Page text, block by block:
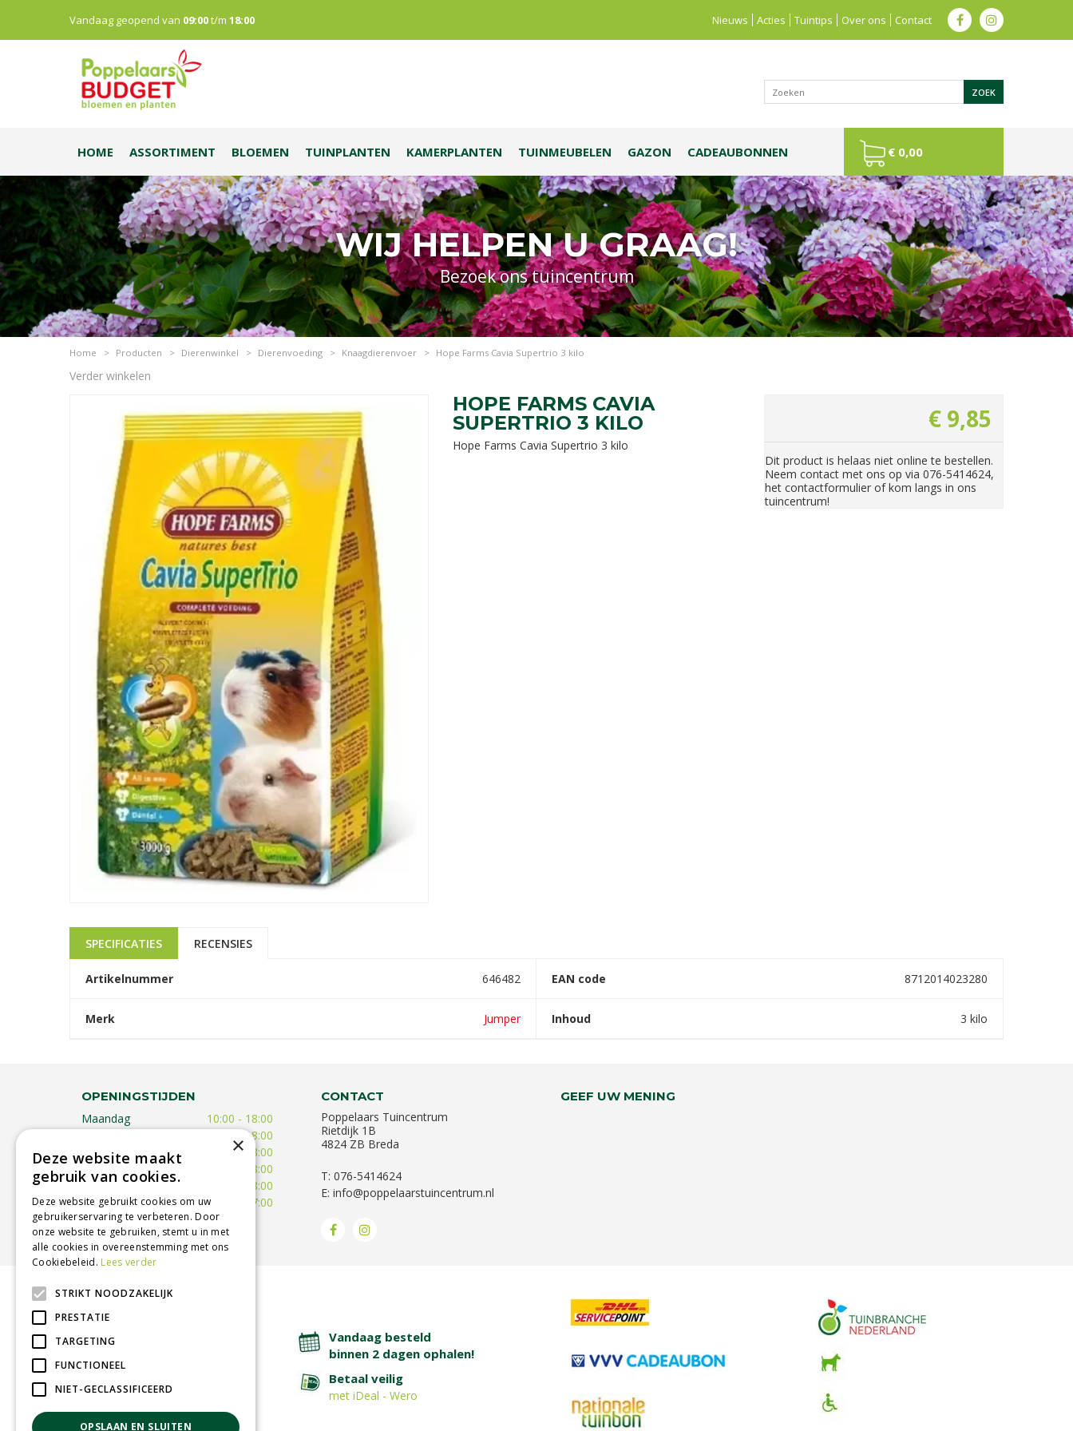
WIJ HELPEN U GRAAG!
Bezoek ons tuincentrum
Home > Producten > Dierenwinkel > Dierenvoeding > Knaagdierenvoer > Hope Farms Cavia Supertrio 3 kilo
Vandaag geopend van 09:00t/m 18:00 Nieuws Acties Tuintips Over ons Contact
HOME ASSORTIMENT BLOEMEN TUINPLANTEN KAMERPLANTEN TUINMEUBELEN GAZON CADEAUBONNEN € 0,00
Verder winkelen
HOPE FARMS CAVIA
SUPERTRIO 3 KILO
Hope Farms Cavia Supertrio 3 kilo
€ 9,85
Dit product is helaas niet online te bestellen.
Neem contact met ons op via 076-5414624,
het contactformulier of kom langs in ons
tuincentrum!
SPECIFICATIES RECENSIES
Artikelnummer 646482 EAN code 8712014023280
Merk Jumper Inhoud 3 kilo
OPENINGSTIJDEN
Maandag
10:00 - 18:00
09:30 - 18:00
Woensdag
09:30 - 18:00
09:30 - 18:00
Vrijdag
09:00 - 18:00
Zaterdag
09:00 - 17:00
Toon alle openingstijden
CONTACT
Poppelaars Tuincentrum
Rietdijk 1B
4824 ZB Breda
T: 076-5414624
E: info@poppelaarstuincentrum.nl
GEEF UW MENING
BETROUWBARE SERVICE
Lage verzendkosten
Vandaag besteld
binnen 2 dagen ophalen!
Betaal veilig
met iDeal - Wero
×
Deze website maakt
gebruik van cookies.
Deze website gebruikt cookies om uw
gebruikerservaring te verbeteren. Door
onze website te gebruiken, stemt u in met
alle cookies in overeenstemming met ons
Cookiebeleid. Lees verder
STRIKT NOODZAKELIJK
PRESTATIE
TARGETING
FUNCTIONEEL
NIET-GECLASSIFICEERD
OPSLAAN EN SLUITEN